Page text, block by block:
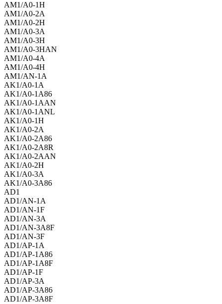
AM1/A0-1H
AM1/A0-2A
AM1/A0-2H
AM1/A0-3A
AM1/A0-3H
AM1/A0-3HAN
AM1/A0-4A
AM1/A0-4H
AM1/AN-1A
AK1/A0-1A
AK1/A0-1A86
AK1/A0-1AAN
AK1/A0-1ANL
AK1/A0-1H
AK1/A0-2A
AK1/A0-2A86
AK1/A0-2A8R
AK1/A0-2AAN
AK1/A0-2H
AK1/A0-3A
AK1/A0-3A86
AD1
AD1/AN-1A
AD1/AN-1F
AD1/AN-3A
AD1/AN-3A8F
AD1/AN-3F
AD1/AP-1A
AD1/AP-1A86
AD1/AP-1A8F
AD1/AP-1F
AD1/AP-3A
AD1/AP-3A86
AD1/AP-3A8F